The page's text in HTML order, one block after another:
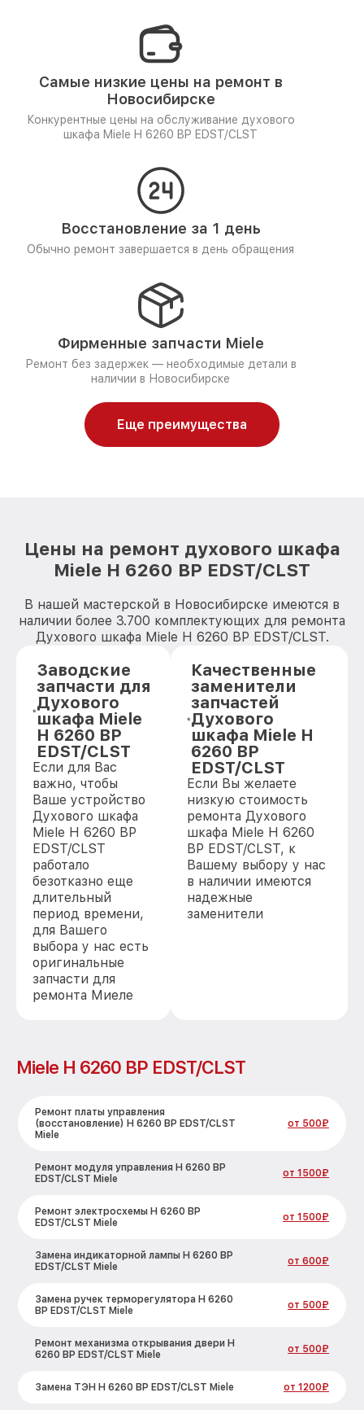
Самые низкие цены на ремонт в
Новосибирске
Конкурентные цены на обслуживание духового
шкафа Miele H 6260 BP EDST/CLST
Восстановление за 1 день
Обычно ремонт завершается в день обращения
Фирменные запчасти Miele
Ремонт без задержек — необходимые детали в
наличии в Новосибирске
Еще преимущества
Цены на ремонт духового шкафа
Miele H 6260 BP EDST/CLST
В нашей мастерской в Новосибирске имеются в
наличии более 3.700 комплектующих для ремонта
Духового шкафа Miele H 6260 BP EDST/CLST.
Заводские
запчасти для
Духового
шкафа Miele
H 6260 BP
EDST/CLST
Если для Вас
важно, чтобы
Ваше устройство
Духового шкафа
Miele H 6260 BP
EDST/CLST
работало
безотказно еще
длительный
период времени,
для Вашего
выбора у нас есть
оригинальные
запчасти для
ремонта Миеле
Качественные
заменители
запчастей
Духового
шкафа Miele H
6260 BP
EDST/CLST
Если Вы желаете
низкую стоимость
ремонта Духового
шкафа Miele H 6260
BP EDST/CLST, к
Вашему выбору у нас
в наличии имеются
надежные
заменители
Miele H 6260 BP EDST/CLST
Ремонт платы управления
(восстановление) H 6260 BP EDST/CLST
Miele
от 500₽
Ремонт модуля управления H 6260 BP
EDST/CLST Miele
от 1500₽
Ремонт электросхемы H 6260 BP
EDST/CLST Miele
от 1500₽
Замена индикаторной лампы H 6260 BP
EDST/CLST Miele
от 600₽
Замена ручек терморегулятора H 6260
BP EDST/CLST Miele
от 500₽
Ремонт механизма открывания двери H
6260 BP EDST/CLST Miele
от 500₽
Замена ТЭН H 6260 BP EDST/CLST Miele от 1200₽